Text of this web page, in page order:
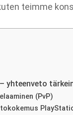
teimme
yhteenveto
(PvP)